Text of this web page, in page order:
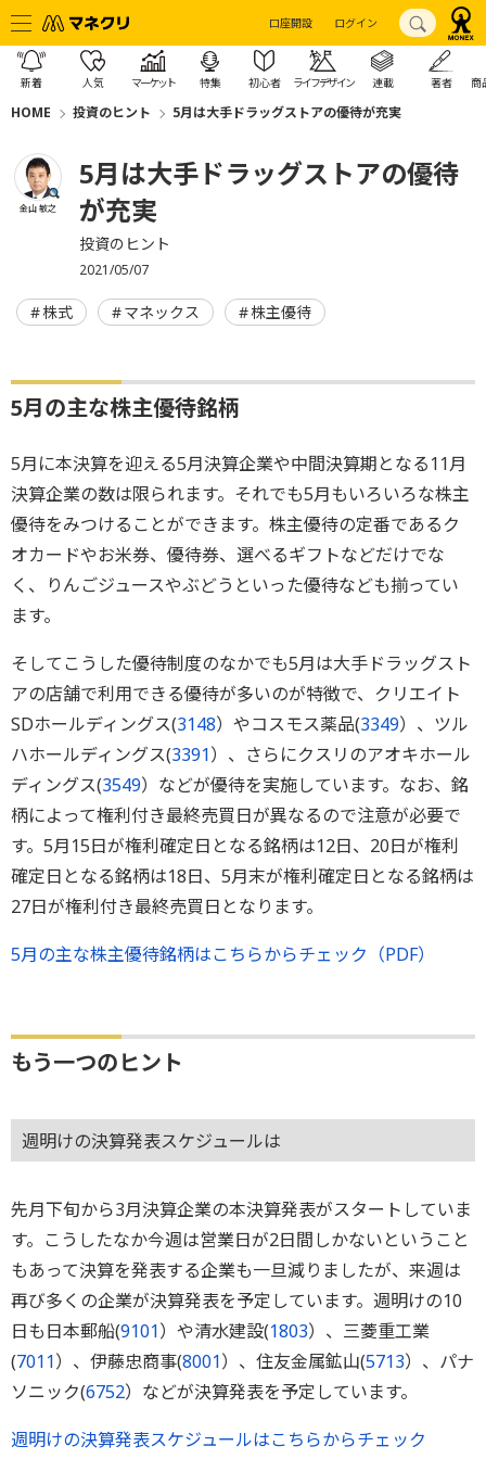
口座開設 ログイン
新着 人気 マーケット 特集 初心者 ライフデザイン 連載 著者 商
HOME 投資のヒント 5月は大手ドラッグストアの優待が充実
金山 敏之
5月は大手ドラッグストアの優待
が充実
投資のヒント
2021/05/07
株式 マネックス 株主優待
5月の主な株主優待銘柄
5月に本決算を迎える5月決算企業や中間決算期となる11月
決算企業の数は限られます。それでも5月もいろいろな株主
優待をみつけることができます。株主優待の定番であるク
オカードやお米券、優待券、選べるギフトなどだけでな
く、りんごジュースやぶどうといった優待なども揃ってい
ます。
そしてこうした優待制度のなかでも5月は大手ドラッグスト
アの店舗で利用できる優待が多いのが特徴で、クリエイト
SDホールディングス(3148）やコスモス薬品(3349）、ツル
ハホールディングス(3391）、さらにクスリのアオキホール
ディングス(3549）などが優待を実施しています。なお、銘
柄によって権利付き最終売買日が異なるので注意が必要で
す。5月15日が権利確定日となる銘柄は12日、20日が権利
確定日となる銘柄は18日、5月末が権利確定日となる銘柄は
27日が権利付き最終売買日となります。
5月の主な株主優待銘柄はこちらからチェック（PDF）
もう一つのヒント
週明けの決算発表スケジュールは
先月下旬から3月決算企業の本決算発表がスタートしていま
す。こうしたなか今週は営業日が2日間しかないということ
もあって決算を発表する企業も一旦減りましたが、来週は
再び多くの企業が決算発表を予定しています。週明けの10
日も日本郵船(9101）や清水建設(1803）、三菱重工業
(7011）、伊藤忠商事(8001）、住友金属鉱山(5713）、パナ
ソニック(6752）などが決算発表を予定しています。
週明けの決算発表スケジュールはこちらからチェック